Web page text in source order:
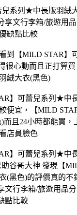
兒系列★中長版羽絨
享文行李箱/旅遊用
缺點比較
到【MILD STAR】
很心動而且正打算買
絨大衣(黑色)
】可蕾兒系列★中
便宜，【MILD
而且24小時都能買，
店員臉色
】可蕾兒系列★中
谷哥大神 發現【
(黑色)的評價真的不
文行李箱/旅遊用品
點比較